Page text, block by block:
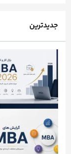
جدیدترین